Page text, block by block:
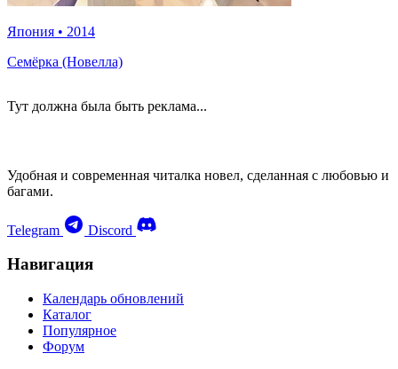
Япония • 2014
Семёрка (Новелла)
Тут должна была быть реклама...
Удобная и современная читалка новел, сделанная с любовью и
багами.
Telegram Discord
Навигация
Календарь обновлений
Каталог
Популярное
Форум